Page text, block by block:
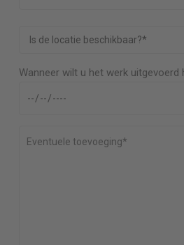
Wanneer wilt u het werk uitgevoerd